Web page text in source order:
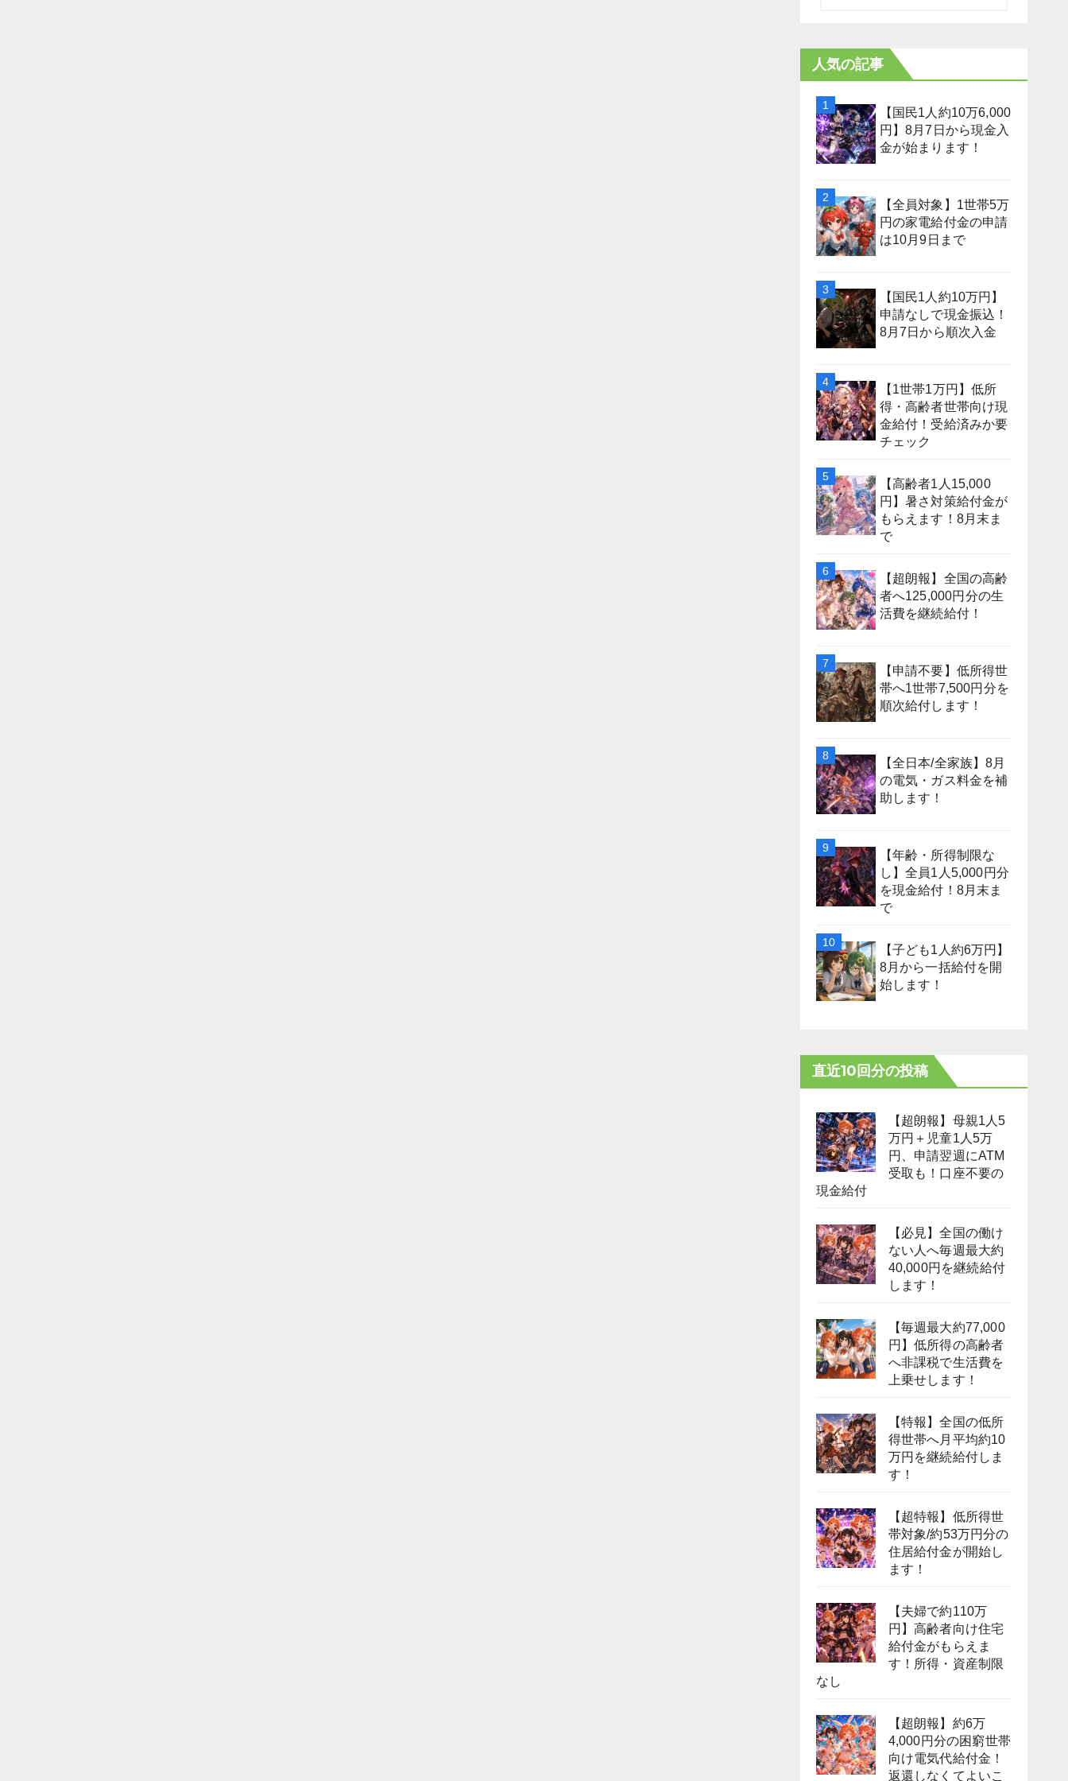
人気の記事
【国民1人約10万6,000
円】8月7日から現金入
金が始まります！
【全員対象】1世帯5万
円の家電給付金の申請
は10月9日まで
【国民1人約10万円】
申請なしで現金振込！
8月7日から順次入金
【1世帯1万円】低所
得・高齢者世帯向け現
金給付！受給済みか要
チェック
【高齢者1人15,000
円】暑さ対策給付金が
もらえます！8月末ま
で
【超朗報】全国の高齢
者へ125,000円分の生
活費を継続給付！
【申請不要】低所得世
帯へ1世帯7,500円分を
順次給付します！
【全日本/全家族】8月
の電気・ガス料金を補
助します！
【年齢・所得制限な
し】全員1人5,000円分
を現金給付！8月末ま
で
【子ども1人約6万円】
8月から一括給付を開
始します！
直近10回分の投稿
【超朗報】母親1人5
万円＋児童1人5万
円、申請翌週にATM
受取も！口座不要の
現金給付
【必見】全国の働け
ない人へ毎週最大約
40,000円を継続給付
します！
【毎週最大約77,000
円】低所得の高齢者
へ非課税で生活費を
上乗せします！
【特報】全国の低所
得世帯へ月平均約10
万円を継続給付しま
す！
【超特報】低所得世
帯対象/約53万円分の
住居給付金が開始し
ます！
【夫婦で約110万
円】高齢者向け住宅
給付金がもらえま
す！所得・資産制限
なし
【超朗報】約6万
4,000円分の困窮世帯
向け電気代給付金！
返還しなくてよいこ